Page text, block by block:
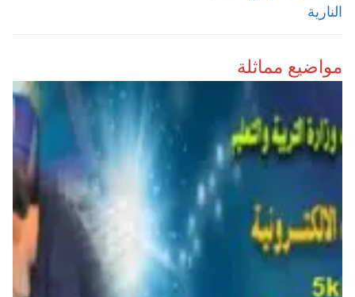
النارية
مواضيع مماثلة